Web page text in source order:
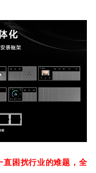
困扰行业的难题，全